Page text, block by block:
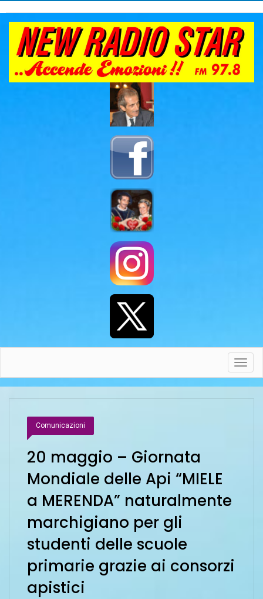
Comunicazioni
20 maggio – Giornata
Mondiale delle Api “MIELE
a MERENDA” naturalmente
marchigiano per gli
studenti delle scuole
primarie grazie ai consorzi
apistici